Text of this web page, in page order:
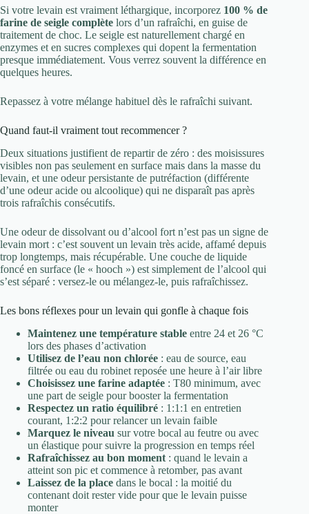
Si votre levain est vraiment léthargique, incorporez 100 % de
farine de seigle complète lors d’un rafraîchi, en guise de
traitement de choc. Le seigle est naturellement chargé en
enzymes et en sucres complexes qui dopent la fermentation
presque immédiatement. Vous verrez souvent la différence en
quelques heures.
Repassez à votre mélange habituel dès le rafraîchi suivant.
Quand faut-il vraiment tout recommencer ?
Deux situations justifient de repartir de zéro : des moisissures
visibles non pas seulement en surface mais dans la masse du
levain, et une odeur persistante de putréfaction (différente
d’une odeur acide ou alcoolique) qui ne disparaît pas après
trois rafraîchis consécutifs.
Une odeur de dissolvant ou d’alcool fort n’est pas un signe de
levain mort : c’est souvent un levain très acide, affamé depuis
trop longtemps, mais récupérable. Une couche de liquide
foncé en surface (le « hooch ») est simplement de l’alcool qui
s’est séparé : versez-le ou mélangez-le, puis rafraîchissez.
Les bons réflexes pour un levain qui gonfle à chaque fois
Maintenez une température stable entre 24 et 26 °C
lors des phases d’activation
Utilisez de l’eau non chlorée : eau de source, eau
filtrée ou eau du robinet reposée une heure à l’air libre
Choisissez une farine adaptée : T80 minimum, avec
une part de seigle pour booster la fermentation
Respectez un ratio équilibré : 1:1:1 en entretien
courant, 1:2:2 pour relancer un levain faible
Marquez le niveau sur votre bocal au feutre ou avec
un élastique pour suivre la progression en temps réel
Rafraîchissez au bon moment : quand le levain a
atteint son pic et commence à retomber, pas avant
Laissez de la place dans le bocal : la moitié du
contenant doit rester vide pour que le levain puisse
monter